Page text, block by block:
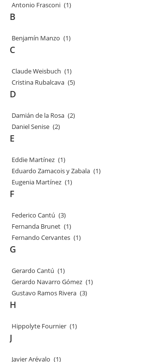
Antonio Frasconi (1)
B
Benjamín Manzo (1)
C
Claude Weisbuch (1)
Cristina Rubalcava (5)
D
Damián de la Rosa (2)
Daniel Senise (2)
E
Eddie Martínez (1)
Eduardo Zamacois y Zabala (1)
Eugenia Martínez (1)
F
Federico Cantú (3)
Fernanda Brunet (1)
Fernando Cervantes (1)
G
Gerardo Cantú (1)
Gerardo Navarro Gómez (1)
Gustavo Ramos Rivera (3)
H
Hippolyte Fournier (1)
J
Javier Arévalo (1)